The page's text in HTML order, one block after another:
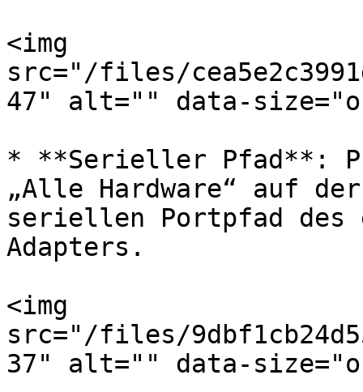
<img
src="/files/
47" alt="" data-
* **Serieller Pfad**:
„Alle Hardware“ auf
seriellen Portpfad des
Adapters.
<img
src="/files/
37" alt="" data-